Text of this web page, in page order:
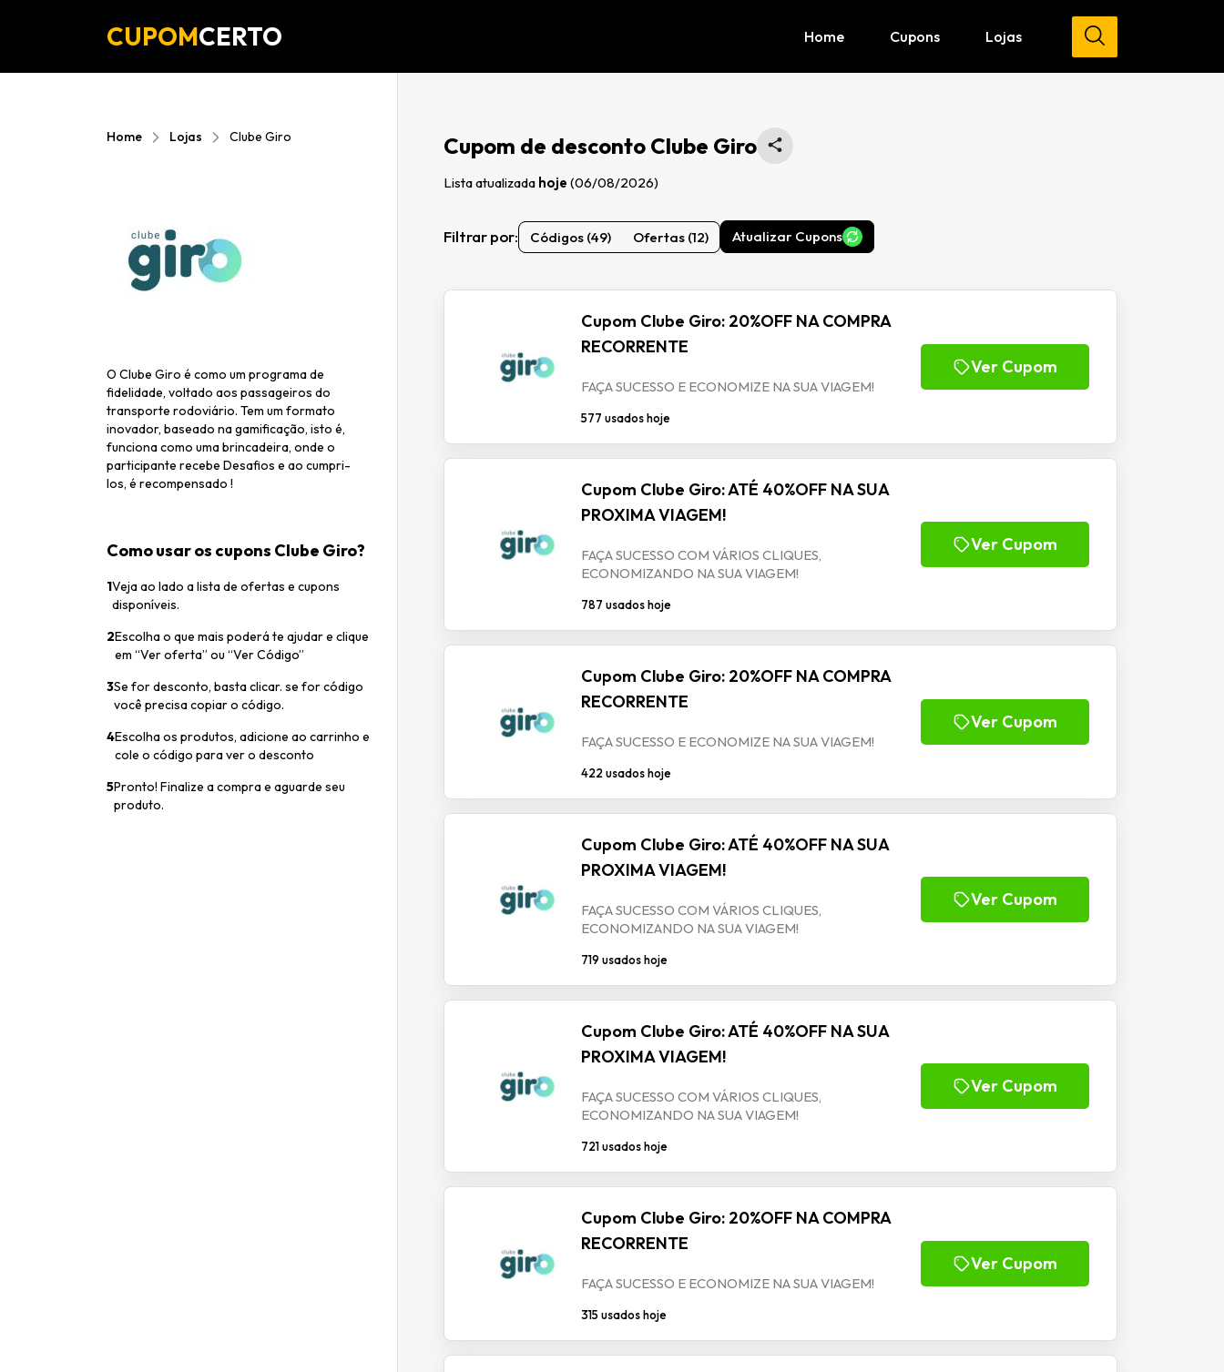
CUPOMCERTO Home Cupons Lojas
Home Lojas Clube Giro
O Clube Giro é como um programa de
fidelidade, voltado aos passageiros do
transporte rodoviário. Tem um formato
inovador, baseado na gamificação, isto é,
funciona como uma brincadeira, onde o
participante recebe Desafios e ao cumpri-
los, é recompensado !
Como usar os cupons Clube Giro?
1Veja ao lado a lista de ofertas e cupons
disponíveis.
2Escolha o que mais poderá te ajudar e clique
em “Ver oferta” ou “Ver Código”
3Se for desconto, basta clicar. se for código
você precisa copiar o código.
4Escolha os produtos, adicione ao carrinho e
cole o código para ver o desconto
5Pronto! Finalize a compra e aguarde seu
produto.
Cupom de desconto Clube Giro
Lista atualizada hoje (06/08/2026)
Filtrar por: Códigos (49) Ofertas (12) Atualizar Cupons
Cupom Clube Giro: 20%OFF NA COMPRA
RECORRENTE
FAÇA SUCESSO E ECONOMIZE NA SUA VIAGEM!
577 usados hoje
Ver Cupom
Cupom Clube Giro: ATÉ 40%OFF NA SUA
PROXIMA VIAGEM!
FAÇA SUCESSO COM VÁRIOS CLIQUES,
ECONOMIZANDO NA SUA VIAGEM!
787 usados hoje
Ver Cupom
Cupom Clube Giro: 20%OFF NA COMPRA
RECORRENTE
FAÇA SUCESSO E ECONOMIZE NA SUA VIAGEM!
422 usados hoje
Ver Cupom
Cupom Clube Giro: ATÉ 40%OFF NA SUA
PROXIMA VIAGEM!
FAÇA SUCESSO COM VÁRIOS CLIQUES,
ECONOMIZANDO NA SUA VIAGEM!
719 usados hoje
Ver Cupom
Cupom Clube Giro: ATÉ 40%OFF NA SUA
PROXIMA VIAGEM!
FAÇA SUCESSO COM VÁRIOS CLIQUES,
ECONOMIZANDO NA SUA VIAGEM!
721 usados hoje
Ver Cupom
Cupom Clube Giro: 20%OFF NA COMPRA
RECORRENTE
FAÇA SUCESSO E ECONOMIZE NA SUA VIAGEM!
315 usados hoje
Ver Cupom